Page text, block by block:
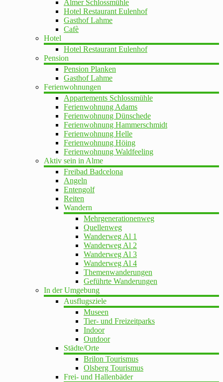
Almer Schlossmühle
Hotel Restaurant Eulenhof
Gasthof Lahme
Cafè
Hotel
Hotel Restaurant Eulenhof
Pension
Pension Planken
Gasthof Lahme
Ferienwohnungen
Appartements Schlossmühle
Ferienwohnung Adams
Ferienwohnung Dünschede
Ferienwohnung Hammerschmidt
Ferienwohnung Helle
Ferienwohnung Höing
Ferienwohnung Waldfeeling
Aktiv sein in Alme
Freibad Badcelona
Angeln
Entengolf
Reiten
Wandern
Mehrgenerationenweg
Quellenweg
Wanderweg Al 1
Wanderweg Al 2
Wanderweg Al 3
Wanderweg Al 4
Themenwanderungen
Geführte Wanderungen
In der Umgebung
Ausflugsziele
Museen
Tier- und Freizeitparks
Indoor
Outdoor
Städte/Orte
Brilon Tourismus
Olsberg Tourismus
Frei- und Hallenbäder